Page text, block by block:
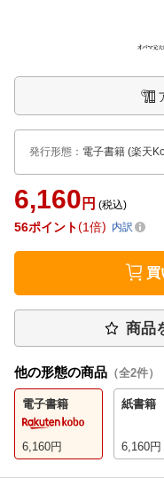
発行形態 ： 電子書籍 (楽天
6,160 円 (税込)
56ポイント 1倍 内訳
買
商品
他の形態の商品 （全2件）
電子書籍
6,160円
紙書籍
6,160円